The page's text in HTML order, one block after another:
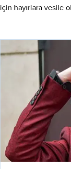
için hayırlara vesile